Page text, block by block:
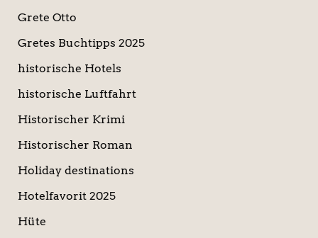
Grete Otto
Gretes Buchtipps 2025
historische Hotels
historische Luftfahrt
Historischer Krimi
Historischer Roman
Holiday destinations
Hotelfavorit 2025
Hüte